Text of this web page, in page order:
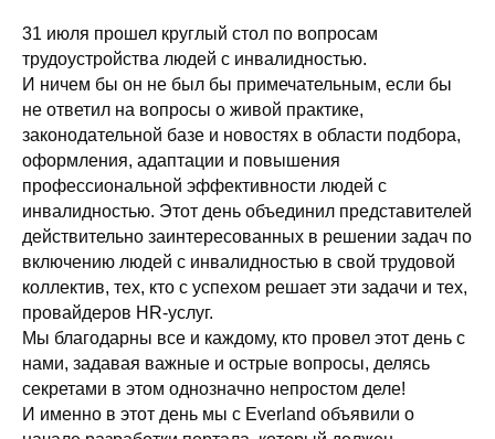
31 июля прошел круглый стол по вопросам
трудоустройства людей с инвалидностью.
И ничем бы он не был бы примечательным, если бы
не ответил на вопросы о живой практике,
законодательной базе и новостях в области подбора,
оформления, адаптации и повышения
профессиональной эффективности людей с
инвалидностью. Этот день объединил представителей
действительно заинтересованных в решении задач по
включению людей с инвалидностью в свой трудовой
коллектив, тех, кто с успехом решает эти задачи и тех,
провайдеров HR-услуг.
Мы благодарны все и каждому, кто провел этот день с
нами, задавая важные и острые вопросы, делясь
секретами в этом однозначно непростом деле!
И именно в этот день мы с Everland объявили о